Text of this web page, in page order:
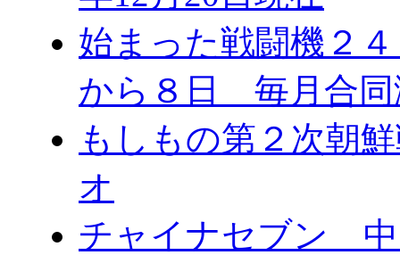
始まった戦闘機２
から８日 毎月合同
もしもの第２次朝
オ
チャイナセブン